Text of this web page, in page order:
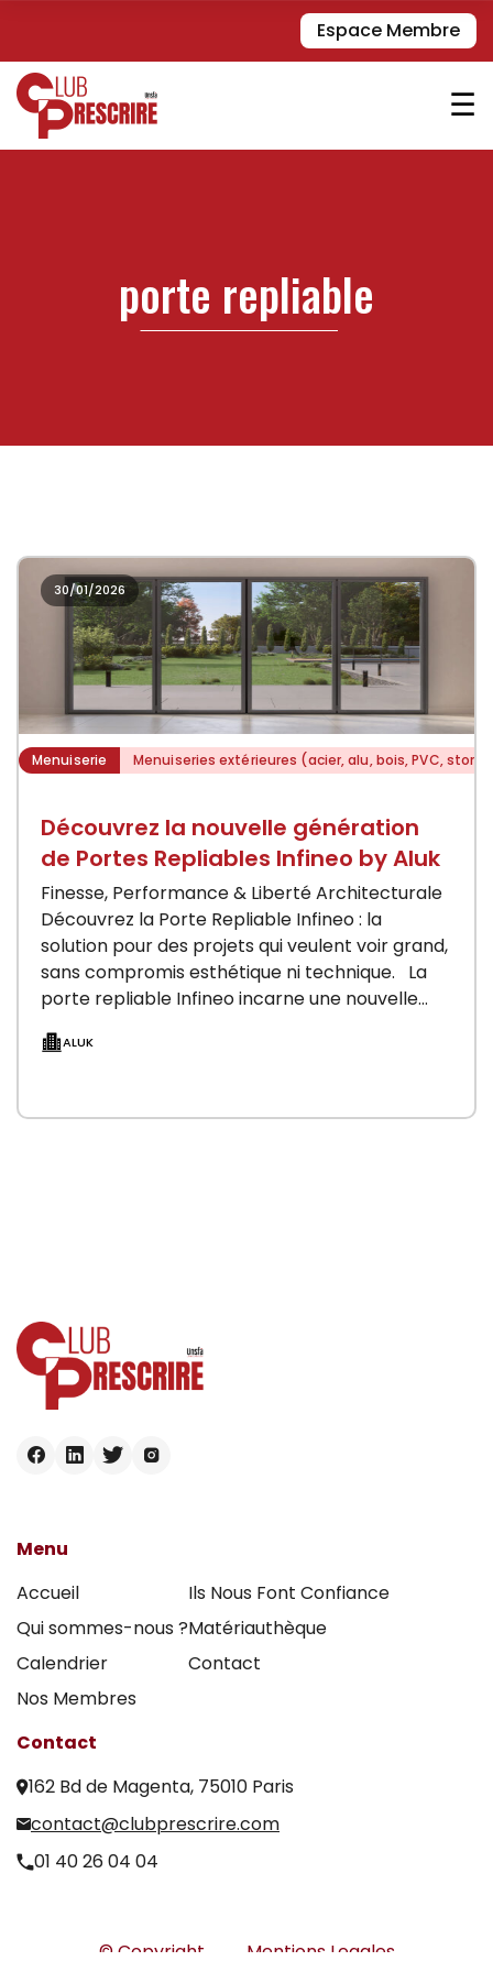
Espace Membre
☰
porte repliable
30/01/2026
Menuiserie Menuiseries extérieures (acier, alu, bois, PVC,
Découvrez la nouvelle génération
de Portes Repliables Infineo by Aluk
Finesse, Performance & Liberté Architecturale
Découvrez la Porte Repliable Infineo : la
solution pour des projets qui veulent voir grand,
sans compromis esthétique ni technique. La
porte repliable Infineo incarne une nouvelle
ALUK
Menu
Accueil
Qui sommes-nous ?
Calendrier
Nos Membres
Ils Nous Font Confiance
Matériauthèque
Contact
Contact
162 Bd de Magenta, 75010 Paris
contact@clubprescrire.com
01 40 26 04 04
© Copyright Mentions Legales